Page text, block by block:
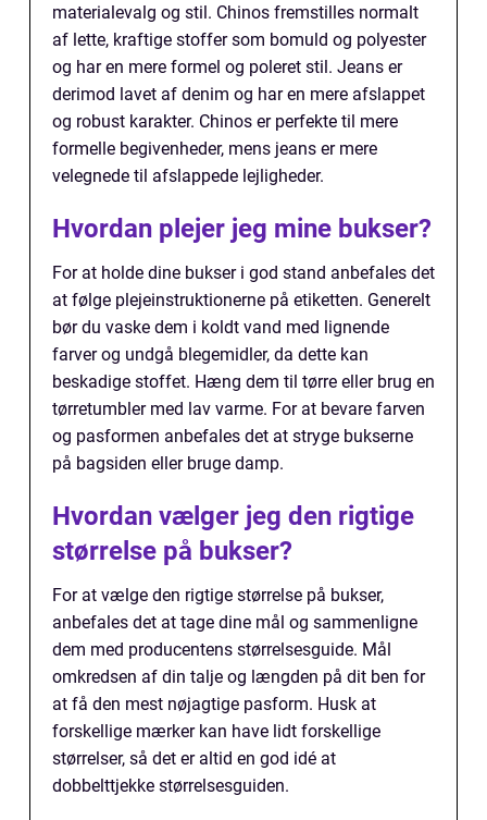
materialevalg og stil. Chinos fremstilles normalt
af lette, kraftige stoffer som bomuld og polyester
og har en mere formel og poleret stil. Jeans er
derimod lavet af denim og har en mere afslappet
og robust karakter. Chinos er perfekte til mere
formelle begivenheder, mens jeans er mere
velegnede til afslappede lejligheder.
Hvordan plejer jeg mine bukser?
For at holde dine bukser i god stand anbefales det
at følge plejeinstruktionerne på etiketten. Generelt
bør du vaske dem i koldt vand med lignende
farver og undgå blegemidler, da dette kan
beskadige stoffet. Hæng dem til tørre eller brug en
tørretumbler med lav varme. For at bevare farven
og pasformen anbefales det at stryge bukserne
på bagsiden eller bruge damp.
Hvordan vælger jeg den rigtige
størrelse på bukser?
For at vælge den rigtige størrelse på bukser,
anbefales det at tage dine mål og sammenligne
dem med producentens størrelsesguide. Mål
omkredsen af din talje og længden på dit ben for
at få den mest nøjagtige pasform. Husk at
forskellige mærker kan have lidt forskellige
størrelser, så det er altid en god idé at
dobbelttjekke størrelsesguiden.